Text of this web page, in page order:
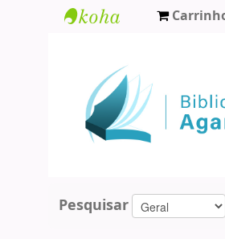
Agamenon
Magalhães
Pesquisar